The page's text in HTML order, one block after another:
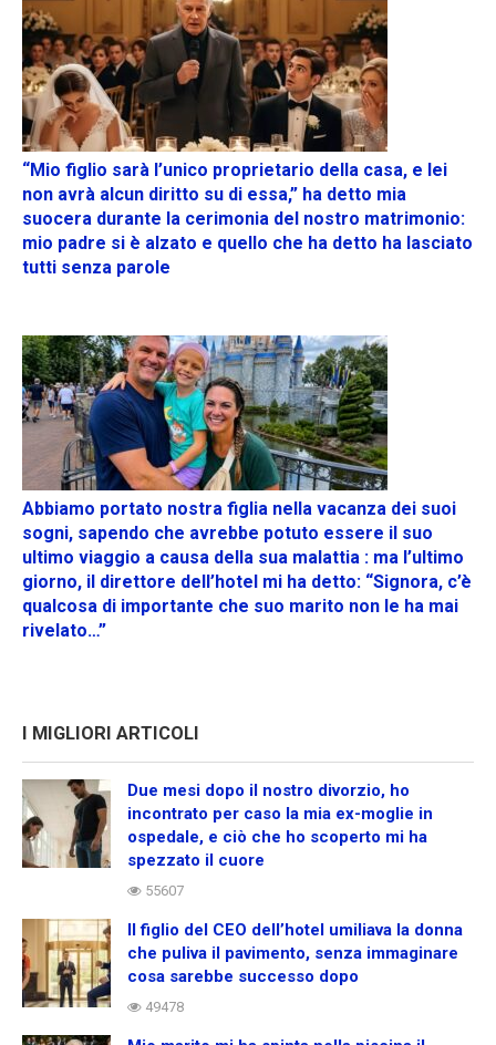
“Mio figlio sarà l’unico proprietario della casa, e lei
non avrà alcun diritto su di essa,” ha detto mia
suocera durante la cerimonia del nostro matrimonio:
mio padre si è alzato e quello che ha detto ha lasciato
tutti senza parole
Abbiamo portato nostra figlia nella vacanza dei suoi
sogni, sapendo che avrebbe potuto essere il suo
ultimo viaggio a causa della sua malattia : ma l’ultimo
giorno, il direttore dell’hotel mi ha detto: “Signora, c’è
qualcosa di importante che suo marito non le ha mai
rivelato…”
I MIGLIORI ARTICOLI
Due mesi dopo il nostro divorzio, ho
incontrato per caso la mia ex-moglie in
ospedale, e ciò che ho scoperto mi ha
spezzato il cuore
55607
Il figlio del CEO dell’hotel umiliava la donna
che puliva il pavimento, senza immaginare
cosa sarebbe successo dopo
49478